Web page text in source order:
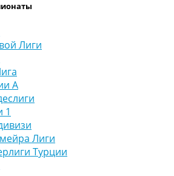
Лиги
А
1
Лиги
Турции